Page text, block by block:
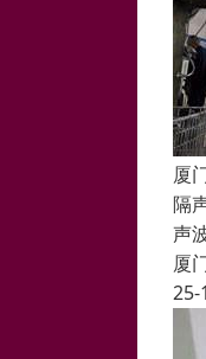
厦
隔
声
厦
25-